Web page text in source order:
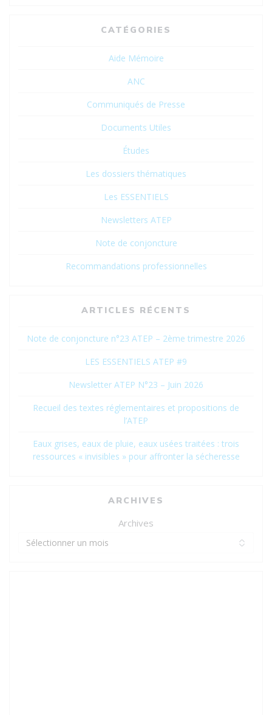
CATÉGORIES
Aide Mémoire
ANC
Communiqués de Presse
Documents Utiles
Études
Les dossiers thématiques
Les ESSENTIELS
Newsletters ATEP
Note de conjoncture
Recommandations professionnelles
ARTICLES RÉCENTS
Note de conjoncture n°23 ATEP – 2ème trimestre 2026
LES ESSENTIELS ATEP #9
Newsletter ATEP N°23 – Juin 2026
Recueil des textes réglementaires et propositions de
l’ATEP
Eaux grises, eaux de pluie, eaux usées traitées : trois
ressources « invisibles » pour affronter la sécheresse
ARCHIVES
Archives